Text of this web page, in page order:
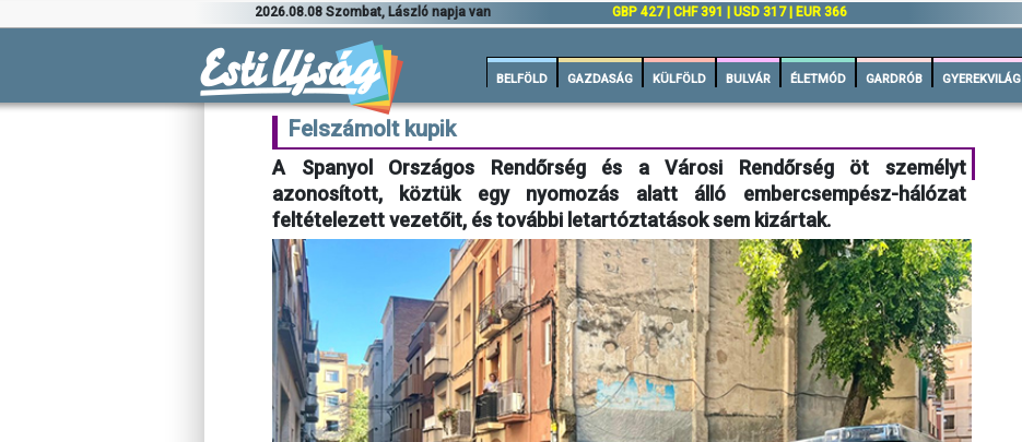
2026.08.08 Szombat, László napja van GBP 427 | CHF 391 | USD 317 | EUR 366
BELFÖLD GAZDASÁG KÜLFÖLD BULVÁR ÉLETMÓD GARDRÓB GYEREKVILÁG
Felszámolt kupik
A Spanyol Országos Rendőrség és a Városi Rendőrség öt személyt
azonosított, köztük egy nyomozás alatt álló embercsempész-hálózat
feltételezett vezetőit, és további letartóztatások sem kizártak.